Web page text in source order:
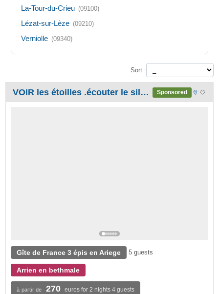
La-Tour-du-Crieu (09100)
Lézat-sur-Lèze (09210)
Verniolle (09340)
Sort :
VOIR les étoilles .écouter le silence.Gîte 3 épis DE CHARME Sponsored
Gîte de France 3 épis en Ariege 5 guests
Arrien en bethmale
à partir de 270 euros for 2 nights 4 guests